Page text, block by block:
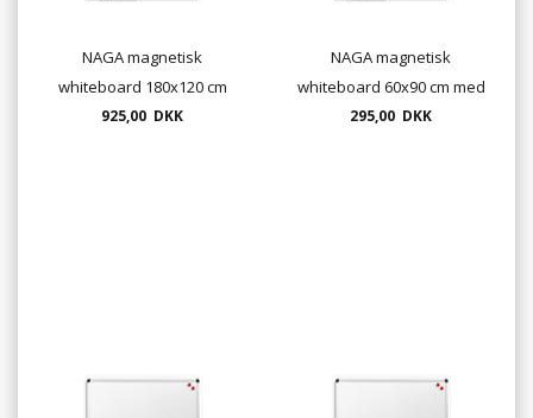
NAGA magnetisk
whiteboard 180x120 cm
med aluramme (gratis
925,00 DKK
NAGA magnetisk
whiteboard 60x90 cm med
aluramme
295,00 DKK